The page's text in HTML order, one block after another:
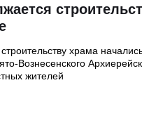
храма
Вознесенского
жителей